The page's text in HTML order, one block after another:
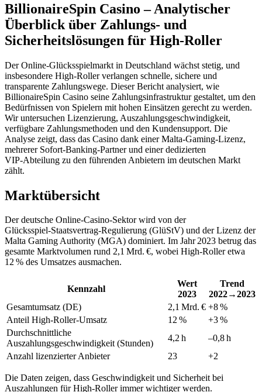
BillionaireSpin Casino – Analytischer
Überblick über Zahlungs‑ und
Sicherheitslösungen für High‑Roller
Der Online‑Glücksspielmarkt in Deutschland wächst stetig, und
insbesondere High‑Roller verlangen schnelle, sichere und
transparente Zahlungswege. Dieser Bericht analysiert, wie
BillionaireSpin Casino seine Zahlungsinfrastruktur gestaltet, um den
Bedürfnissen von Spielern mit hohen Einsätzen gerecht zu werden.
Wir untersuchen Lizenzierung, Auszahlungsgeschwindigkeit,
verfügbare Zahlungsmethoden und den Kundensupport. Die
Analyse zeigt, dass das Casino dank einer Malta‑Gaming‑Lizenz,
mehrerer Sofort‑Banking‑Partner und einer dedizierten
VIP‑Abteilung zu den führenden Anbietern im deutschen Markt
zählt.
Marktübersicht
Der deutsche Online‑Casino‑Sektor wird von der
Glücksspiel‑Staatsvertrag‑Regulierung (GlüStV) und der Lizenz der
Malta Gaming Authority (MGA) dominiert. Im Jahr 2023 betrug das
gesamte Marktvolumen rund 2,1 Mrd. €, wobei High‑Roller etwa
12 % des Umsatzes ausmachen.
Kennzahl
Wert
2023
Trend
2022→2023
Gesamtumsatz (DE)
2,1 Mrd. € +8 %
Anteil High‑Roller‑Umsatz
12 %
+3 %
Durchschnittliche
Auszahlungsgeschwindigkeit (Stunden)
4,2 h
–0,8 h
Anzahl lizenzierter Anbieter
23 +2
Die Daten zeigen, dass Geschwindigkeit und Sicherheit bei
Auszahlungen für High‑Roller immer wichtiger werden.